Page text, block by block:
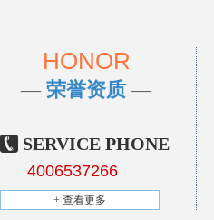
HONOR
— 荣誉资质 —
SERVICE PHONE
4006537266
+ 查看更多